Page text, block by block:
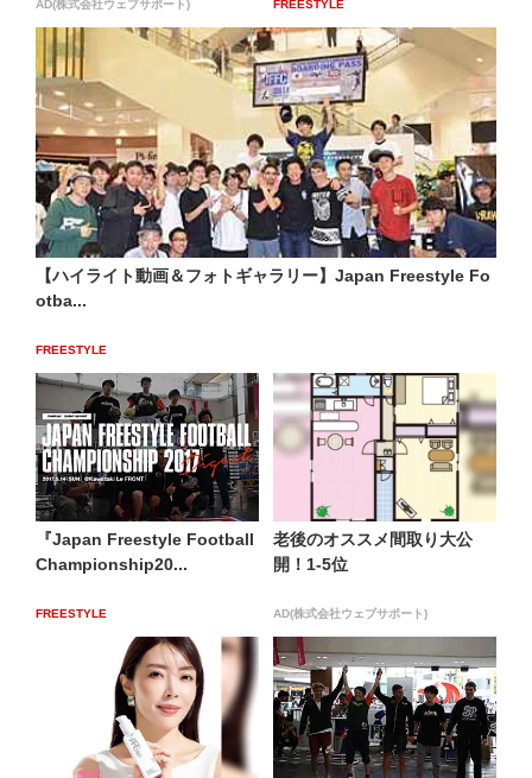
AD(株式会社ウェブサポート) FREESTYLE
【ハイライト動画＆フォトギャラリー】Japan Freestyle Fo
otba...
FREESTYLE
『Japan Freestyle Football
Championship20...
FREESTYLE
老後のオススメ間取り大公
開！1-5位
AD(株式会社ウェブサポート)